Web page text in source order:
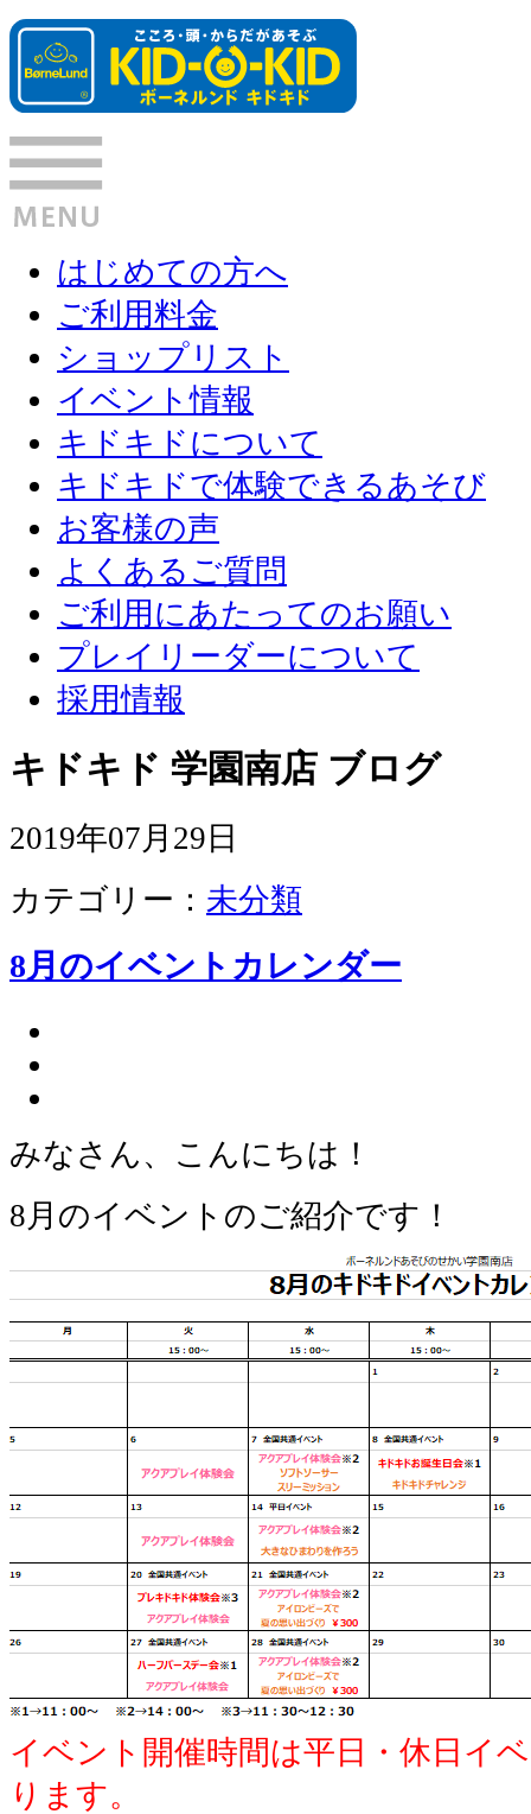
はじめての方へ
ご利用料金
ショップリスト
イベント情報
キドキドについて
キドキドで体験できるあそび
お客様の声
よくあるご質問
ご利用にあたってのお願い
プレイリーダーについて
採用情報
キドキド 学園南店 ブログ
2019年07月29日
カテゴリー： 未分類
8月のイベントカレンダー
みなさん、こんにちは！
8月のイベントのご紹介です！
イベント開催時間は平日・休日イ
ります。